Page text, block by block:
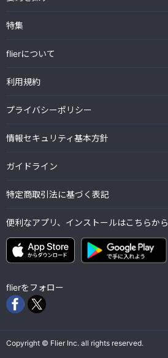
特集
flierについて
利用規約
プライバシーポリシー
情報セキュリティ基本方針
ガイドライン
特定商取引法に基づく表記
便利なアプリ、インストールはこちらから
flierをフォロー
Copyright © Flier Inc. all rights reserved.